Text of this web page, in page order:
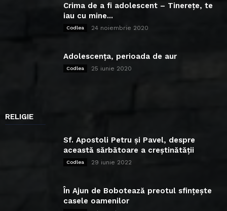
Crima de a fi adolescent – Tinerețe, te
iau cu mine...
Codlea 24 noiembrie 2020
Adolescența, perioada de aur
Codlea 25 iunie 2020
RELIGIE
Sf. Apostoli Petru și Pavel, despre
această sărbătoare a creștinătății
Codlea 29 iunie 2022
În Ajun de Bobotează preotul sfințește
casele oamenilor